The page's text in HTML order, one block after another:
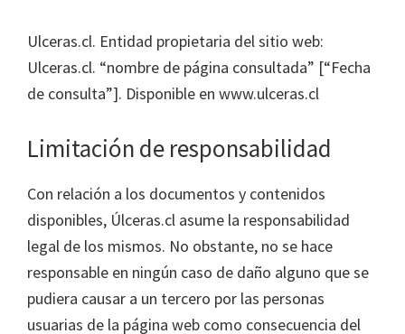
Ulceras.cl. Entidad propietaria del sitio web:
Ulceras.cl. “nombre de página consultada” [“Fecha
de consulta”]. Disponible en www.ulceras.cl
Limitación de responsabilidad
Con relación a los documentos y contenidos
disponibles, Úlceras.cl asume la responsabilidad
legal de los mismos. No obstante, no se hace
responsable en ningún caso de daño alguno que se
pudiera causar a un tercero por las personas
usuarias de la página web como consecuencia del